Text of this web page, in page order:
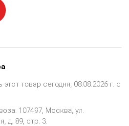
товар сегодня, 08.08.2026 г. с
107497, Москва, ул.
д. 89, стр. 3.